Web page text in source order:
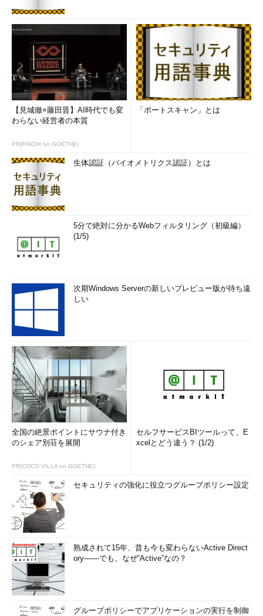
【見城徹×藤田晋】AI時代でも変
わらない経営者の本質
PR(FINCHI on GOETHE)
「ポートスキャン」とは
生体認証（バイオメトリクス認証）とは
5分で絶対に分かるWebフィルタリング（初級編）
(1/5)
次期Windows Serverの新しいプレビュー版が待ち遠
しい
全国の絶景ポイントにサウナ付き
のシェア別荘を展開
PR(COCO VILLA on GOETHE)
セルフサービスBIツールって、E
xcelとどう違う？ (1/2)
セキュリティの強化に役立つグループポリシー設定
熟成されて15年、昔も今も変わらないActive Direct
ory――でも、なぜ“Active”なの？
グループポリシーでアプリケーションの実行を制御